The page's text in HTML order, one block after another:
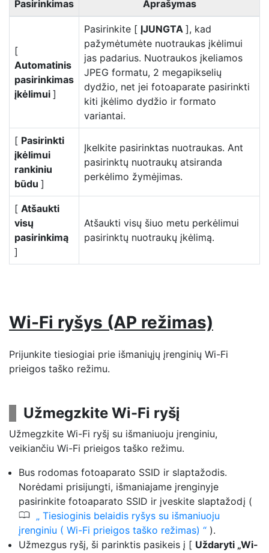
Pasirinkimas Aprašymas
[
Automatinis
pasirinkimas
įkėlimui ]
Pasirinkite [ ĮJUNGTA ], kad
pažymėtumėte nuotraukas įkėlimui
jas padarius. Nuotraukos įkeliamos
JPEG formatu, 2 megapikselių
dydžio, net jei fotoaparate pasirinkti
kiti įkėlimo dydžio ir formato
variantai.
[ Pasirinkti
įkėlimui
rankiniu
būdu ]
Įkelkite pasirinktas nuotraukas. Ant
pasirinktų nuotraukų atsiranda
perkėlimo žymėjimas.
[ Atšaukti
visų
pasirinkimą
]
Atšaukti visų šiuo metu perkėlimui
pasirinktų nuotraukų įkėlimą.
Wi-Fi ryšys (AP režimas)
Prijunkite tiesiogiai prie išmaniųjų įrenginių Wi-Fi
prieigos taško režimu.
Užmegzkite Wi-Fi ryšį
Užmegzkite Wi-Fi ryšį su išmaniuoju įrenginiu,
veikiančiu Wi-Fi prieigos taško režimu.
Bus rodomas fotoaparato SSID ir slaptažodis.
Norėdami prisijungti, išmaniajame įrenginyje
pasirinkite fotoaparato SSID ir įveskite slaptažodį (
0
Tiesioginis belaidis ryšys su išmaniuoju
įrenginiu ( Wi-Fi prieigos taško režimas)
).
Užmezgus ryšį, ši parinktis pasikeis į [ Uždaryti „Wi-